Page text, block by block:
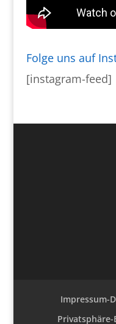
Folge uns auf
[instagram-feed]
Impressum-